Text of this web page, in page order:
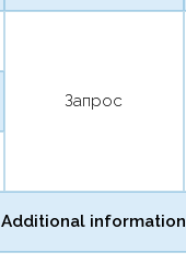
Запрос
Additional information